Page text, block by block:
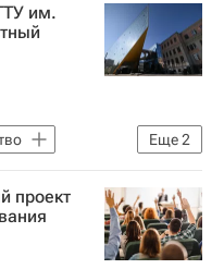
им.
Еще2
проект